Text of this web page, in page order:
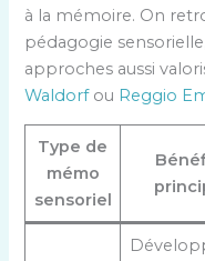
à la mémoire. On
pédagogie
approches aussi
Waldorfou Reggio
Type de
mémo
sensoriel